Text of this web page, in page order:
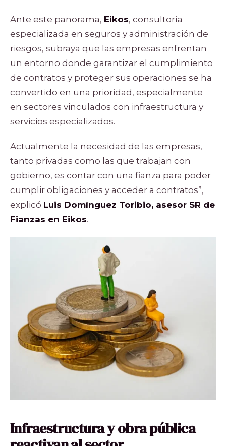
Ante este panorama, Eikos, consultoría
especializada en seguros y administración de
riesgos, subraya que las empresas enfrentan
un entorno donde garantizar el cumplimiento
de contratos y proteger sus operaciones se ha
convertido en una prioridad, especialmente
en sectores vinculados con infraestructura y
servicios especializados.
Actualmente la necesidad de las empresas,
tanto privadas como las que trabajan con
gobierno, es contar con una fianza para poder
cumplir obligaciones y acceder a contratos”,
explicó Luis Domínguez Toribio, asesor SR de
Fianzas en Eikos.
Infraestructura y obra pública